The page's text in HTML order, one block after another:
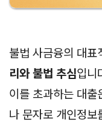
불법 사금융의 대표
리와 불법 추심입니
이를 초과하는 대
나 문자로 개인정보